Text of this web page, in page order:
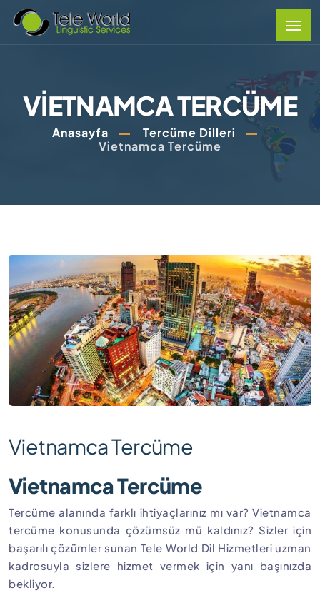
VIETNAMCA TERCÜME
Anasayfa
Tercüme Dilleri
Vietnamca Tercüme
Vietnamca Tercüme
Vietnamca Tercüme
Tercüme alanında farklı ihtiyaçlarınız mı var? Vietnamca
tercüme konusunda çözümsüz mü kaldınız? Sizler için
başarılı çözümler sunan Tele World Dil Hizmetleri uzman
kadrosuyla sizlere hizmet vermek için yanı başınızda
bekliyor.